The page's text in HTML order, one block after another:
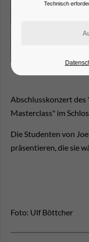
Abschlusskonzert
Masterclass" im
Die Studenten von
präsentieren, die sie
Foto: Ulf Böttcher
Technisch